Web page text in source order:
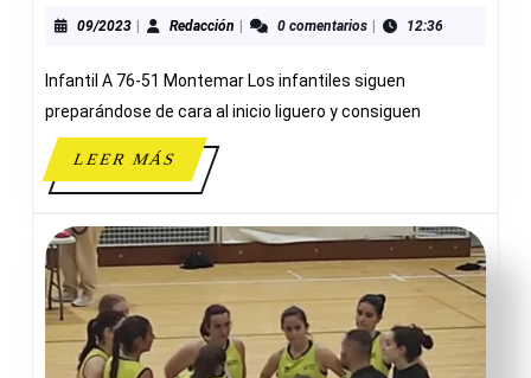
76
09/202309/2023
| Redacción Redacción
| 0 comentarios | 12:36
Infantil A 76-51 Montemar Los infantiles siguen
preparándose de cara al inicio liguero y consiguen
LEER MÁSLEER
MÁS